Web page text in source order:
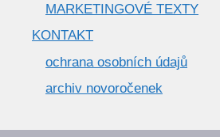
MARKETINGOVÉ TEXTY
KONTAKT
ochrana osobních údajů
archiv novoročenek